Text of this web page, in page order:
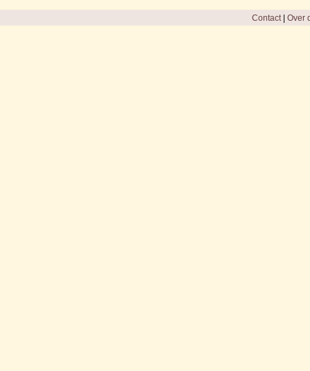
Contact| Over